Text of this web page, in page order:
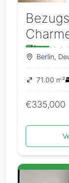
Berlin,
71.00 m²
€335,000